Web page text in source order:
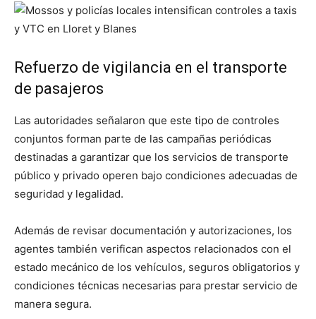
Refuerzo de vigilancia en el transporte
de pasajeros
Las autoridades señalaron que este tipo de controles
conjuntos forman parte de las campañas periódicas
destinadas a garantizar que los servicios de transporte
público y privado operen bajo condiciones adecuadas de
seguridad y legalidad.
Además de revisar documentación y autorizaciones, los
agentes también verifican aspectos relacionados con el
estado mecánico de los vehículos, seguros obligatorios y
condiciones técnicas necesarias para prestar servicio de
manera segura.